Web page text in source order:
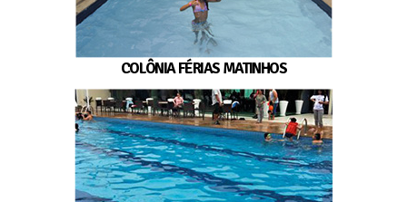
COLÔNIA FÉRIAS MATINHOS